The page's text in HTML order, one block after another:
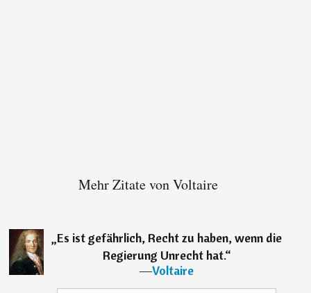
Mehr Zitate von Voltaire
„Es ist gefährlich, Recht zu haben, wenn die
Regierung Unrecht hat.“
―Voltaire